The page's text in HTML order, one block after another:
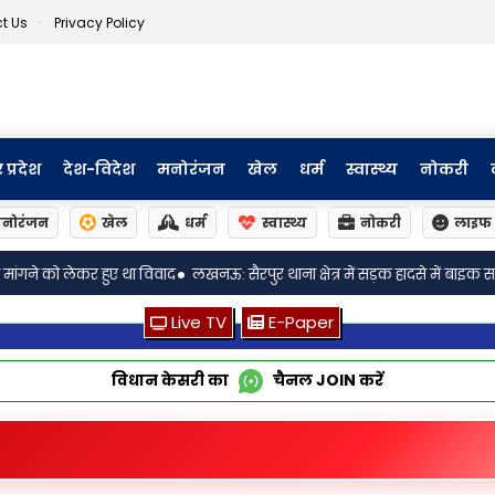
Us Privacy Policy
प्रदेश देश-विदेश मनोरंजन खेल धर्म स्वास्थ्य नोकरी
खेल धर्म स्वास्थ्य नोकरी लाइफ
क्षेत्र में सड़क हादसे में बाइक सवार युवक की मौके पर ही दर्दनाक मौत•
Live TV E-Paper
विधान केसरी का चैनलJOIN करें